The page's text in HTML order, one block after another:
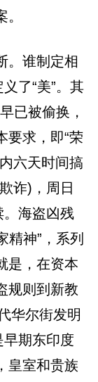
。谁制定相
了“美”。其
已被偷换，
要求，即“荣
六天时间搞
诈)，周日
。海盗凶残
精神”，系列
是，在资本
规则到新教
华尔街发明
早期东印度
皇室和贵族